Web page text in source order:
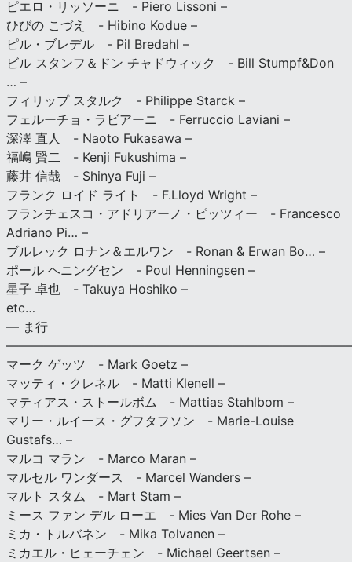
ピエロ・リッソーニ - Piero Lissoni –
ひびの こづえ - Hibino Kodue –
ピル・ブレデル - Pil Bredahl –
ビル スタンフ＆ドン チャドウィック - Bill Stumpf&Don
… –
フィリップ スタルク - Philippe Starck –
フェルーチョ・ラビアーニ - Ferruccio Laviani –
深澤 直人 - Naoto Fukasawa –
福嶋 賢二 - Kenji Fukushima –
藤井 信哉 - Shinya Fuji –
フランク ロイド ライト - F.Lloyd Wright –
フランチェスコ・アドリアーノ・ピッツィー - Francesco
Adriano Pi… –
ブルレック ロナン＆エルワン - Ronan & Erwan Bo… –
ポール ヘニングセン - Poul Henningsen –
星子 卓也 - Takuya Hoshiko –
etc…
— ま行
マーク ゲッツ - Mark Goetz –
マッティ・クレネル - Matti Klenell –
マティアス・ストールボム - Mattias Stahlbom –
マリー・ルイース・グフタフソン - Marie-Louise
Gustafs… –
マルコ マラン - Marco Maran –
マルセル ワンダース - Marcel Wanders –
マルト スタム - Mart Stam –
ミース ファン デル ローエ - Mies Van Der Rohe –
ミカ・トルバネン - Mika Tolvanen –
ミカエル・ヒェーチェン - Michael Geertsen –